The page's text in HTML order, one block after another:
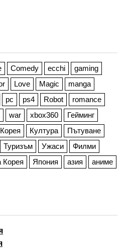
Comedy ecchi
gaming
Love Magic
manga
pc ps4 Robot
romance
war xbox360
Гейминг
Корея Култура
Пътуване
Туризъм Ужаси
Филми
Япония азия
аниме